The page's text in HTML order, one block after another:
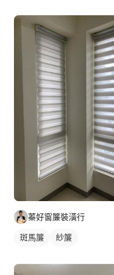
蓁好窗簾裝潢行
斑馬簾 紗簾